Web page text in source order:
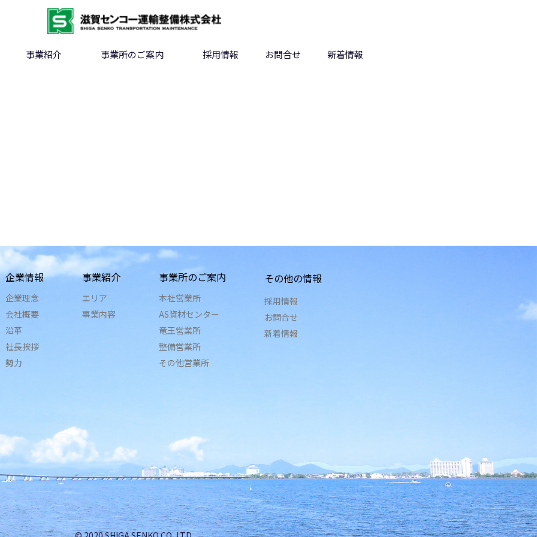
事業紹介 事業所のご案内 採用情報 お問合せ 新着情報
企業情報
企業理念
会社概要
沿革
社長挨拶
勢力
事業紹介
エリア
事業内容
事業所のご案内
本社営業所
AS資材センター
竜王営業所
整備営業所
その他営業所
その他の情報
採用情報
お問合せ
新着情報